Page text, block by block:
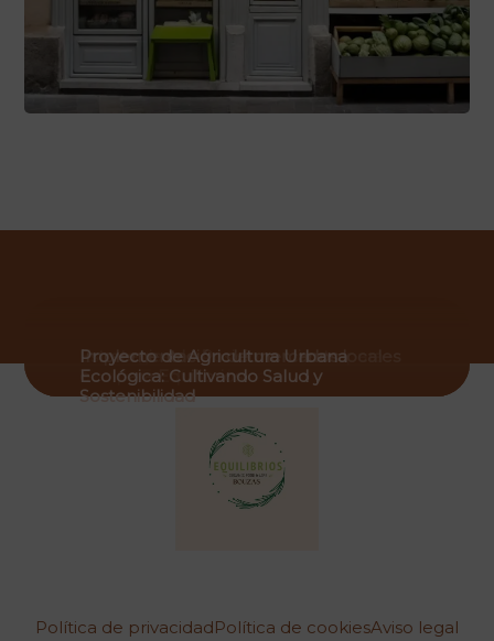
Estrategias de Posicionamiento para
Tienda Ecológica Local
Implementación de mercados locales
eco para Equilibrios
Proyecto de Agricultura Urbana
Ecológica: Cultivando Salud y
Sostenibilidad
Política de privacidadPolítica de cookiesAviso legal